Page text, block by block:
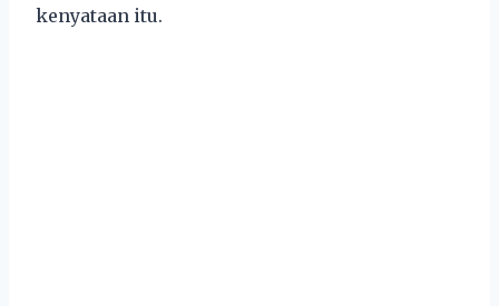
kenyataan itu.